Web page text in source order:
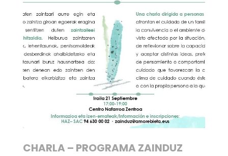
CHARLA – PROGRAMA ZAINDUZ